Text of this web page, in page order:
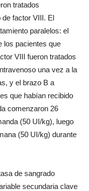
tratados
de factor VIII. El
paralelos: el
los pacientes que
VIII fueron tratados
una vez a la
y el brazo B a
que habían recibido
comenzaron 26
(50 UI/kg), luego
(50 UI/kg) durante
de sangrado
secundaria clave